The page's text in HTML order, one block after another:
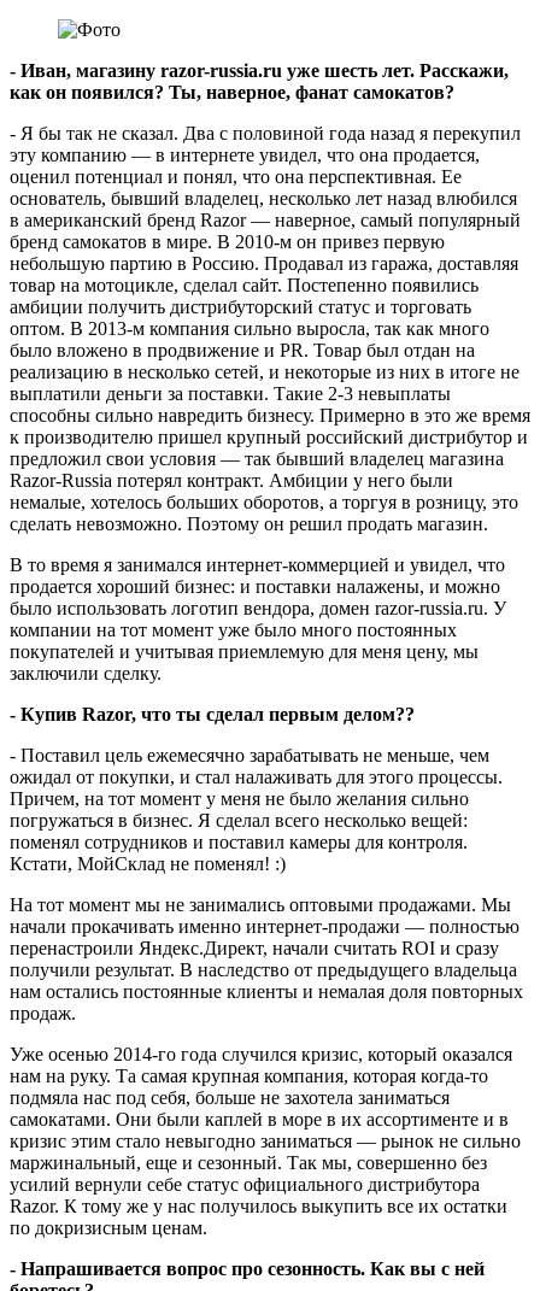
- Иван, магазину razor-russia.ru уже шесть лет. Расскажи,
как он появился? Ты, наверное, фанат самокатов?
- Я бы так не сказал. Два с половиной года назад я перекупил
эту компанию — в интернете увидел, что она продается,
оценил потенциал и понял, что она перспективная. Ее
основатель, бывший владелец, несколько лет назад влюбился
в американский бренд Razor — наверное, самый популярный
бренд самокатов в мире. В 2010-м он привез первую
небольшую партию в Россию. Продавал из гаража, доставляя
товар на мотоцикле, сделал сайт. Постепенно появились
амбиции получить дистрибуторский статус и торговать
оптом. В 2013-м компания сильно выросла, так как много
было вложено в продвижение и PR. Товар был отдан на
реализацию в несколько сетей, и некоторые из них в итоге не
выплатили деньги за поставки. Такие 2-3 невыплаты
способны сильно навредить бизнесу. Примерно в это же время
к производителю пришел крупный российский дистрибутор и
предложил свои условия — так бывший владелец магазина
Razor-Russia потерял контракт. Амбиции у него были
немалые, хотелось больших оборотов, а торгуя в розницу, это
сделать невозможно. Поэтому он решил продать магазин.
В то время я занимался интернет-коммерцией и увидел, что
продается хороший бизнес: и поставки налажены, и можно
было использовать логотип вендора, домен razor-russia.ru. У
компании на тот момент уже было много постоянных
покупателей и учитывая приемлемую для меня цену, мы
заключили сделку.
- Купив Razor, что ты сделал первым делом??
- Поставил цель ежемесячно зарабатывать не меньше, чем
ожидал от покупки, и стал налаживать для этого процессы.
Причем, на тот момент у меня не было желания сильно
погружаться в бизнес. Я сделал всего несколько вещей:
поменял сотрудников и поставил камеры для контроля.
Кстати, МойСклад не поменял! :)
На тот момент мы не занимались оптовыми продажами. Мы
начали прокачивать именно интернет-продажи — полностью
перенастроили Яндекс.Директ, начали считать ROI и сразу
получили результат. В наследство от предыдущего владельца
нам остались постоянные клиенты и немалая доля повторных
продаж.
Уже осенью 2014-го года случился кризис, который оказался
нам на руку. Та самая крупная компания, которая когда-то
подмяла нас под себя, больше не захотела заниматься
самокатами. Они были каплей в море в их ассортименте и в
кризис этим стало невыгодно заниматься — рынок не сильно
маржинальный, еще и сезонный. Так мы, совершенно без
усилий вернули себе статус официального дистрибутора
Razor. К тому же у нас получилось выкупить все их остатки
по докризисным ценам.
- Напрашивается вопрос про сезонность. Как вы с ней